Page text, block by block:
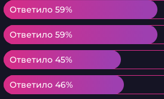
Ответило 59%
Ответило 59%
Ответило 59%
Ответило 59%
Ответило 45%
Ответило 45%
Ответило 46%
Ответило 46%